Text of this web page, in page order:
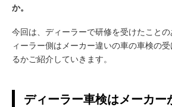
か。
今回は、ディーラーで研修を受けたこと
ィーラー側はメーカー違いの車の車検の
るかご紹介していきます。
ディーラー車検はメーカー